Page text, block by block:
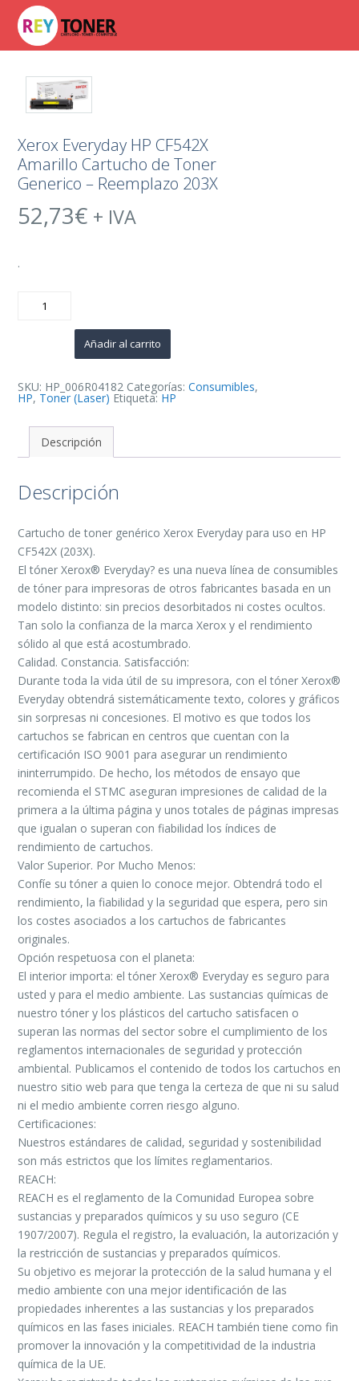
Xerox Everyday HP CF542X
Amarillo Cartucho de Toner
Generico – Reemplazo 203X
52,73€ + IVA
.
Everyday
Generico
-
Reemplazo
cantidad
Añadir al carrito
SKU: HP_006R04182 Categorías:Consumibles,
HP, Toner (Laser) Etiqueta: HP
Descripción
Descripción
Cartucho de toner genérico Xerox Everyday para uso en HP
CF542X (203X).
El tóner Xerox® Everyday? es una nueva línea de consumibles
de tóner para impresoras de otros fabricantes basada en un
modelo distinto: sin precios desorbitados ni costes ocultos.
Tan solo la confianza de la marca Xerox y el rendimiento
sólido al que está acostumbrado.
Calidad. Constancia. Satisfacción:
Durante toda la vida útil de su impresora, con el tóner Xerox®
Everyday obtendrá sistemáticamente texto, colores y gráficos
sin sorpresas ni concesiones. El motivo es que todos los
cartuchos se fabrican en centros que cuentan con la
certificación ISO 9001 para asegurar un rendimiento
ininterrumpido. De hecho, los métodos de ensayo que
recomienda el STMC aseguran impresiones de calidad de la
primera a la última página y unos totales de páginas impresas
que igualan o superan con fiabilidad los índices de
rendimiento de cartuchos.
Valor Superior. Por Mucho Menos:
Confíe su tóner a quien lo conoce mejor. Obtendrá todo el
rendimiento, la fiabilidad y la seguridad que espera, pero sin
los costes asociados a los cartuchos de fabricantes
originales.
Opción respetuosa con el planeta:
El interior importa: el tóner Xerox® Everyday es seguro para
usted y para el medio ambiente. Las sustancias químicas de
nuestro tóner y los plásticos del cartucho satisfacen o
superan las normas del sector sobre el cumplimiento de los
reglamentos internacionales de seguridad y protección
ambiental. Publicamos el contenido de todos los cartuchos en
nuestro sitio web para que tenga la certeza de que ni su salud
ni el medio ambiente corren riesgo alguno.
Certificaciones:
Nuestros estándares de calidad, seguridad y sostenibilidad
son más estrictos que los límites reglamentarios.
REACH:
REACH es el reglamento de la Comunidad Europea sobre
sustancias y preparados químicos y su uso seguro (CE
1907/2007). Regula el registro, la evaluación, la autorización y
la restricción de sustancias y preparados químicos.
Su objetivo es mejorar la protección de la salud humana y el
medio ambiente con una mejor identificación de las
propiedades inherentes a las sustancias y los preparados
químicos en las fases iniciales. REACH también tiene como fin
promover la innovación y la competitividad de la industria
química de la UE.